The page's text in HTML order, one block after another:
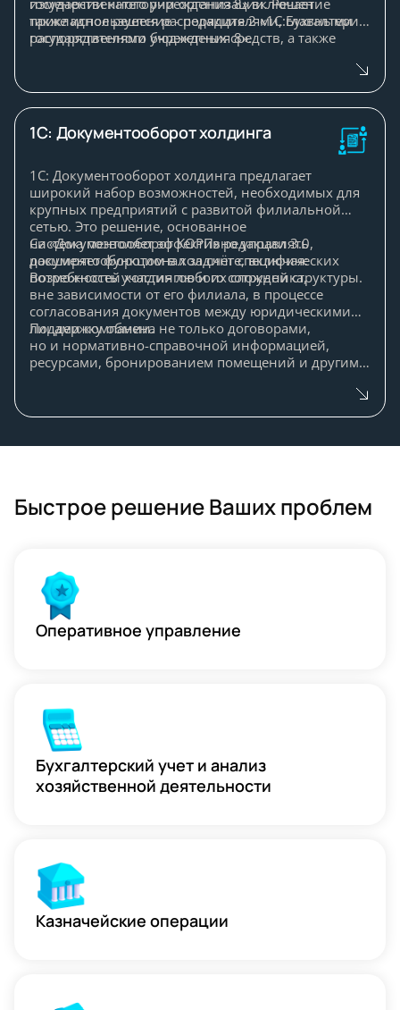
изменении категории организации. Решение
также используется распорядителями, главными
распорядителями бюджетных средств, а также
государственными внебюджетными фондами,
финансовыми и казначейскими органами, а также
научными учреждениями для учета своего
финансирования.
государственного учреждения 8» включает
прикладное решение - редакция 2 «1С:Бухгалтерия
государственного учреждения 8».
1С: Документооборот холдинга
1С: Документооборот холдинга предлагает
широкий набор возможностей, необходимых для
крупных предприятий с развитой филиальной
сетью. Это решение, основанное
на «Документооборот КОРП» редакции 3.0,
расширяет функционал за счёт специфических
потребностей холдингов и их сложной структуры.
Система позволяет эффективно управлять
документооборотом в холдинге, включая:
Возможность участия любого сотрудника,
вне зависимости от его филиала, в процессе
согласования документов между юридическими
лицами компании.
Поддержку обмена не только договорами,
но и нормативно-справочной информацией,
ресурсами, бронированием помещений и другими
Быстрое решение Ваших проблем
Оперативное управление
Бухгалтерский учет и анализ
хозяйственной деятельности
Казначейские операции